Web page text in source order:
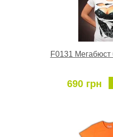
F0131 Мегабюст
690 грн